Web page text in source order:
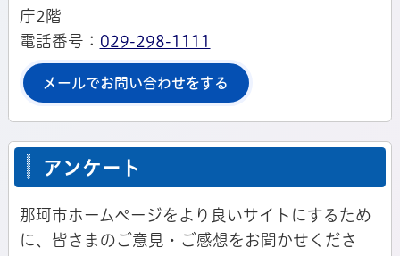
庁2階
電話番号： 029-298-1111
メールでお問い合わせをする
アンケート
那珂市ホームページをより良いサイトにするため
に、皆さまのご意見・ご感想をお聞かせくださ